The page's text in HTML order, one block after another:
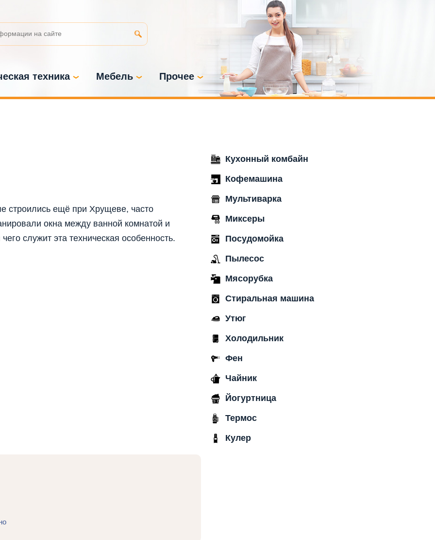
техника Мебель Прочее
ещё при Хрущеве, часто
окна между ванной комнатой и
служит эта техническая особенность.
Кухонный комбайн
Кофемашина
Мультиварка
Миксеры
Посудомойка
Пылесос
Мясорубка
Стиральная машина
Утюг
Холодильник
Фен
Чайник
Йогуртница
Термос
Кулер